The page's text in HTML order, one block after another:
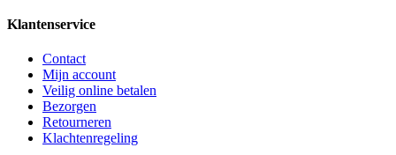
Klantenservice
Contact
Mijn account
Veilig online betalen
Bezorgen
Retourneren
Klachtenregeling